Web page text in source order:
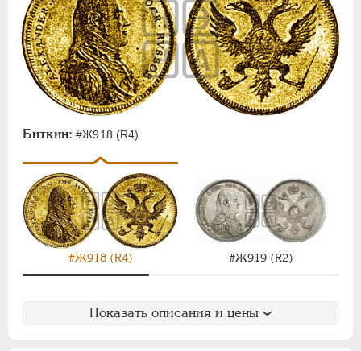
Биткин: #Ж918 (R4)
#Ж918 (R4) #Ж919 (R2)
Показать описания и цены